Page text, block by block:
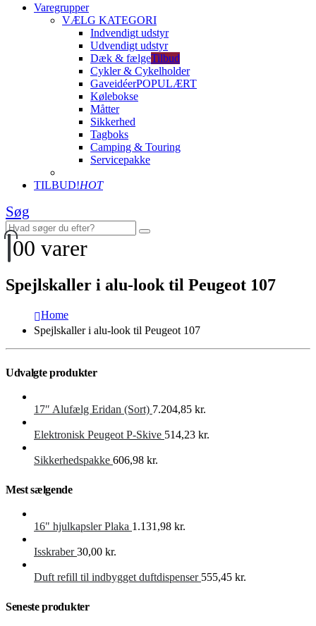
Varegrupper
VÆLG KATEGORI
Indvendigt udstyr
Udvendigt udstyr
Dæk & fælgeTilbud
Cykler & Cykelholder
GaveidéerPOPULÆRT
Kølebokse
Måtter
Sikkerhed
Tagboks
Camping & Touring
Servicepakke
TILBUD!HOT
Søg
00 varer
Spejlskaller i alu-look til Peugeot 107
Home
Spejlskaller i alu-look til Peugeot 107
Udvalgte produkter
17″ Alufælg Eridan (Sort) 7.204,85 kr.
Elektronisk Peugeot P-Skive 514,23 kr.
Sikkerhedspakke 606,98 kr.
Mest sælgende
16" hjulkapsler Plaka 1.131,98 kr.
Isskraber 30,00 kr.
Duft refill til indbygget duftdispenser 555,45 kr.
Seneste produkter